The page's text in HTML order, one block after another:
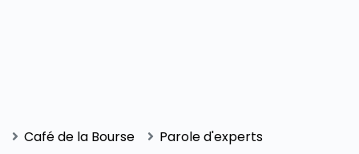
Café de la Bourse
Parole d'experts